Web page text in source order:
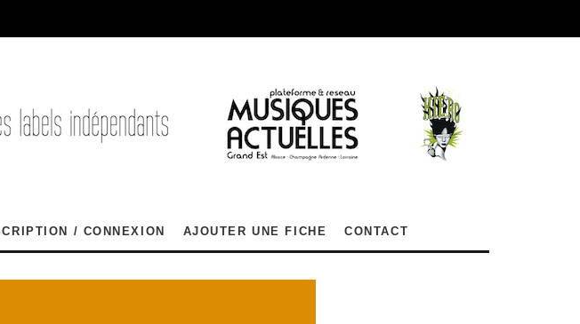
/ CONNEXION AJOUTER UNE FICHE CONTACT